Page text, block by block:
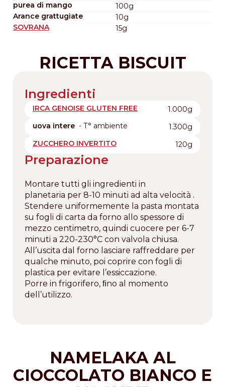
purea di mango
100g
Arance grattugiate
10g
SOVRANA
15g
RICETTA BISCUIT
Ingredienti
IRCA GENOISE GLUTEN FREE
1.000g
uova intere - T° ambiente
1.300g
ZUCCHERO INVERTITO
120g
Preparazione
Montare tutti gli ingredienti in
planetaria per 8-10 minuti ad alta velocità .
Stendere uniformemente la pasta montata
su fogli di carta da forno allo spessore di
mezzo centimetro, quindi cuocere per 6-7
minuti a 220-230°C con valvola chiusa.
All’uscita dal forno lasciare raffreddare per
qualche minuto, poi coprire con fogli di
plastica per evitare l’essiccazione.
Porre in frigorifero, ﬁno al momento
dell’utilizzo.
NAMELAKA AL
CIOCCOLATO BIANCO E